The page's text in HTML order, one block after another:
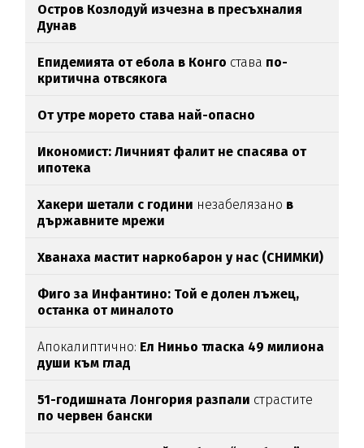
Остров Козлодуй изчезна в пресъхналия
Дунав
Епидемията от ебола в Конго става по-
критична отвсякога
От утре морето става най-опасно
Икономист: Личният фалит не спасява от
ипотека
Хакери шетали с години незабелязано в
държавните мрежи
Хванаха мастит наркобарон у нас (СНИМКИ)
Фиго за Инфантино: Той е долен лъжец,
останка от миналото
Апокалиптично: Ел Ниньо тласка 49 милиона
души към глад
51-годишната Лонгория разпали страстите
по червен бански